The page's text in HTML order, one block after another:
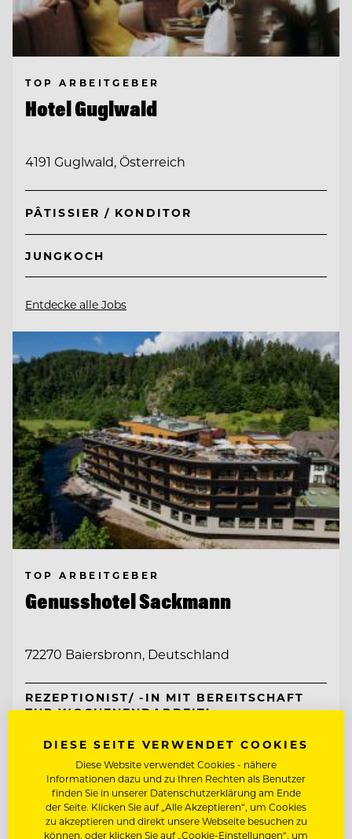
TOP ARBEITGEBER
Hotel Guglwald
4191 Guglwald, Österreich
PÂTISSIER / KONDITOR
JUNGKOCH
Entdecke alle Jobs
TOP ARBEITGEBER
Genusshotel Sackmann
72270 Baiersbronn, Deutschland
REZEPTIONIST/ -IN MIT BEREITSCHAFT
ZUR WOCHENENDARBEIT!
CHEF DE RANG
Entdecke alle Jobs
DIESE SEITE VERWENDET COOKIES
Diese Website verwendet Cookies - nähere
Informationen dazu und zu Ihren Rechten als Benutzer
finden Sie in unserer Datenschutzerklärung am Ende
der Seite. Klicken Sie auf „Alle Akzeptieren“, um Cookies
zu akzeptieren und direkt unsere Webseite besuchen zu
können, oder klicken Sie auf „Cookie-Einstellungen“, um